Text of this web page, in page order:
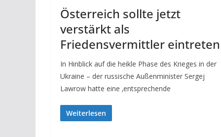
Österreich sollte jetzt
verstärkt als
Friedensvermittler eintreten
In Hinblick auf die heikle Phase des Krieges in der
Ukraine – der russische Außenminister Sergej
Lawrow hatte eine ‚entsprechende
Weiterlesen